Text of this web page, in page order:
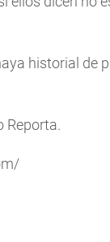
historial de
Reporta.